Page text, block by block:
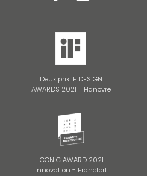
Deux prix iF DESIGN
AWARDS 2021 - Hanovre
ICONIC AWARD 2021
Innovation - Francfort